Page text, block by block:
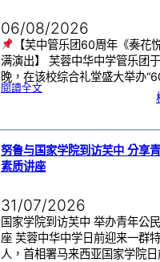
06/08/2026
【芙中管乐团60周年《奏花
满演出】 芙蓉中华中学管乐团
晚，在该校综合礼堂盛大举办
閱讀全文:芙
0
周
《
奏
花
悦
韵
》
努鲁与国家学院到访芙中 分享
素质讲座
31/07/2026
国家学院到访芙中 举办青年公
座 芙蓉中华中学日前迎来一群
人，首相署马来西亚国家学院